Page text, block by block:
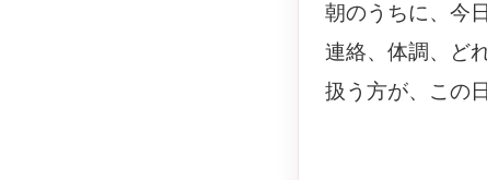
朝のうちに、今
連絡、体調、ど
扱う方が、この